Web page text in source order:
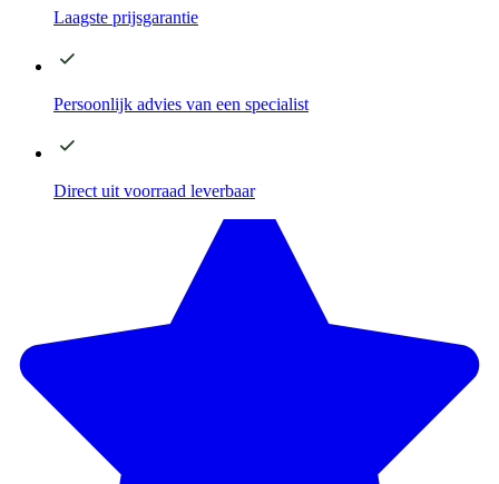
Laagste prijsgarantie
Persoonlijk advies van een specialist
Direct uit voorraad leverbaar